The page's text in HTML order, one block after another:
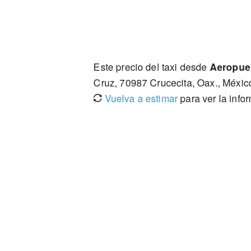
Este precio del taxi desde
Cruz, 70987 Crucecita, Oax.,
Vuelva a estimarpara ver la